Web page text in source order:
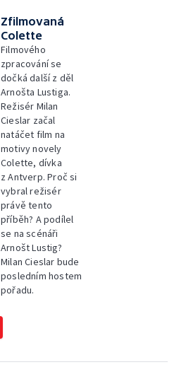
Zfilmovaná
Colette
Filmového
zpracování se
dočká další z děl
Arnošta Lustiga.
Režisér Milan
Cieslar začal
natáčet film na
motivy novely
Colette, dívka
z Antverp. Proč si
vybral režisér
právě tento
příběh? A podílel
se na scénáři
Arnošt Lustig?
Milan Cieslar bude
posledním hostem
pořadu.